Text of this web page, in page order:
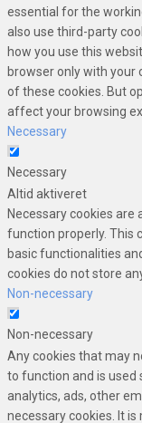
essential for the
also use third-party
how you use this
browser only with your
of these cookies. But
affect your browsing
Necessary
Necessary
Altid aktiveret
Necessary cookies
function properly. This
basic functionalities
cookies do not store
Non-necessary
Non-necessary
Any cookies that may
to function and is used
analytics, ads, other
necessary cookies. It